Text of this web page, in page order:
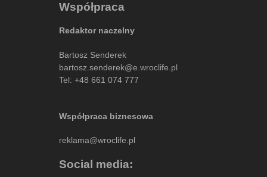
Współpraca
Redaktor naczelny
Bartosz Senderek
bartosz.senderek@e.wroclife.pl
Tel: +48 661 074 777
Współpraca biznesowa
reklama@wroclife.pl
Social media: